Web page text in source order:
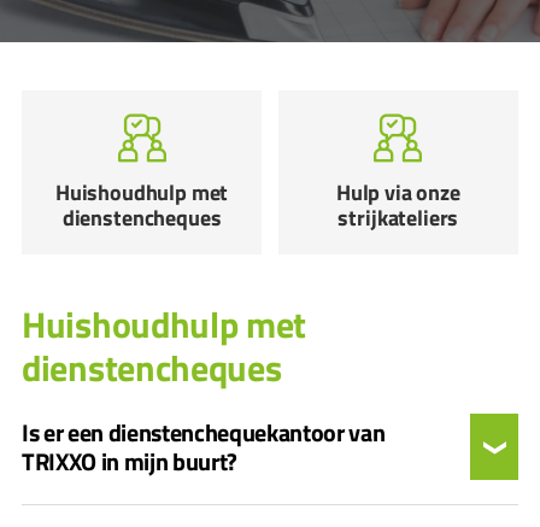
Huishoudhulp met
dienstencheques
Hulp via onze
strijkateliers
Huishoudhulp met
dienstencheques
Is er een dienstenchequekantoor van
TRIXXO in mijn buurt?